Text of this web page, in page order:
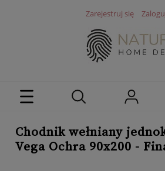
Zarejestruj się
Chodnik wełniany
Vega Ochra 90x200 -